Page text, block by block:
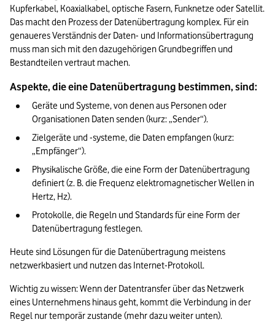
Kupferkabel, Koaxialkabel, optische Fasern, Funknetze oder Satellit.
Das macht den Prozess der Datenübertragung komplex. Für ein
genaueres Verständnis der Daten- und Informationsübertragung
muss man sich mit den dazugehörigen Grundbegriffen und
Bestandteilen vertraut machen.
Aspekte, die eine Datenübertragung bestimmen, sind:
Geräte und Systeme, von denen aus Personen oder
Organisationen Daten senden (kurz: „Sender“).
Zielgeräte und -systeme, die Daten empfangen (kurz:
„Empfänger“).
Physikalische Größe, die eine Form der Datenübertragung
definiert (z. B. die Frequenz elektromagnetischer Wellen in
Hertz, Hz).
Protokolle, die Regeln und Standards für eine Form der
Datenübertragung festlegen.
Heute sind Lösungen für die Datenübertragung meistens
netzwerkbasiert und nutzen das Internet-Protokoll.
Wichtig zu wissen: Wenn der Datentransfer über das Netzwerk
eines Unternehmens hinaus geht, kommt die Verbindung in der
Regel nur temporär zustande (mehr dazu weiter unten).